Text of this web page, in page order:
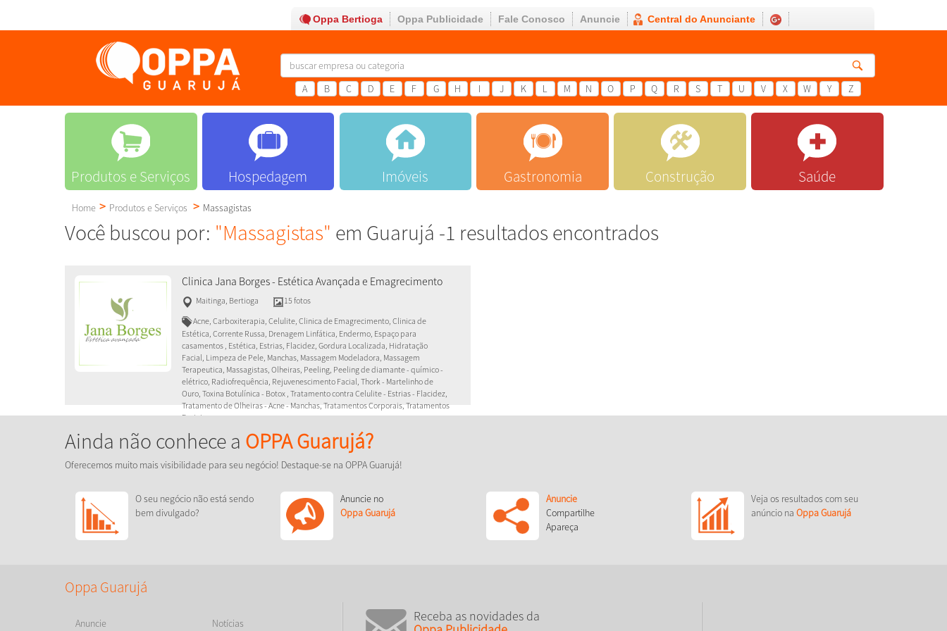
Oppa Bertioga Oppa Publicidade Fale Conosco Anuncie Central do Anunciante
A B C D E F G H I J K L M N O P Q R S T U V X W Y Z
Produtos e Serviços Hospedagem Imóveis Gastronomia Construção Saúde
Home Produtos e Serviços Massagistas
Você buscou por: "Massagistas" em Guarujá -1 resultados encontrados
Clinica Jana Borges - Estética Avançada e Emagrecimento
Maitinga, Bertioga
15 fotos
Acne, Carboxiterapia, Celulite, Clinica de Emagrecimento, Clinica de
Estética, Corrente Russa, Drenagem Linfática, Endermo, Espaço para
casamentos , Estética, Estrias, Flacidez, Gordura Localizada, Hidratação
Facial, Limpeza de Pele, Manchas, Massagem Modeladora, Massagem
Terapeutica, Massagistas, Olheiras, Peeling, Peeling de diamante - químico -
elétrico, Radiofrequência, Rejuvenescimento Facial, Thork - Martelinho de
Ouro, Toxina Botulínica - Botox , Tratamento contra Celulite - Estrias - Flacidez,
Tratamento de Olheiras - Acne - Manchas, Tratamentos Corporais, Tratamentos
Faciais
Venha fazer uma avaliação conosco!
Ainda não conhece a OPPA Guarujá?
Oferecemos muito mais visibilidade para seu negócio! Destaque-se na OPPA Guarujá!
O seu negócio não está sendo
bem divulgado?
Anuncie no
Oppa Guarujá
Anuncie
Compartilhe
Apareça
Veja os resultados com seu
anúncio na Oppa Guarujá
Oppa Guarujá
Anuncie Notícias
Receba as novidades da